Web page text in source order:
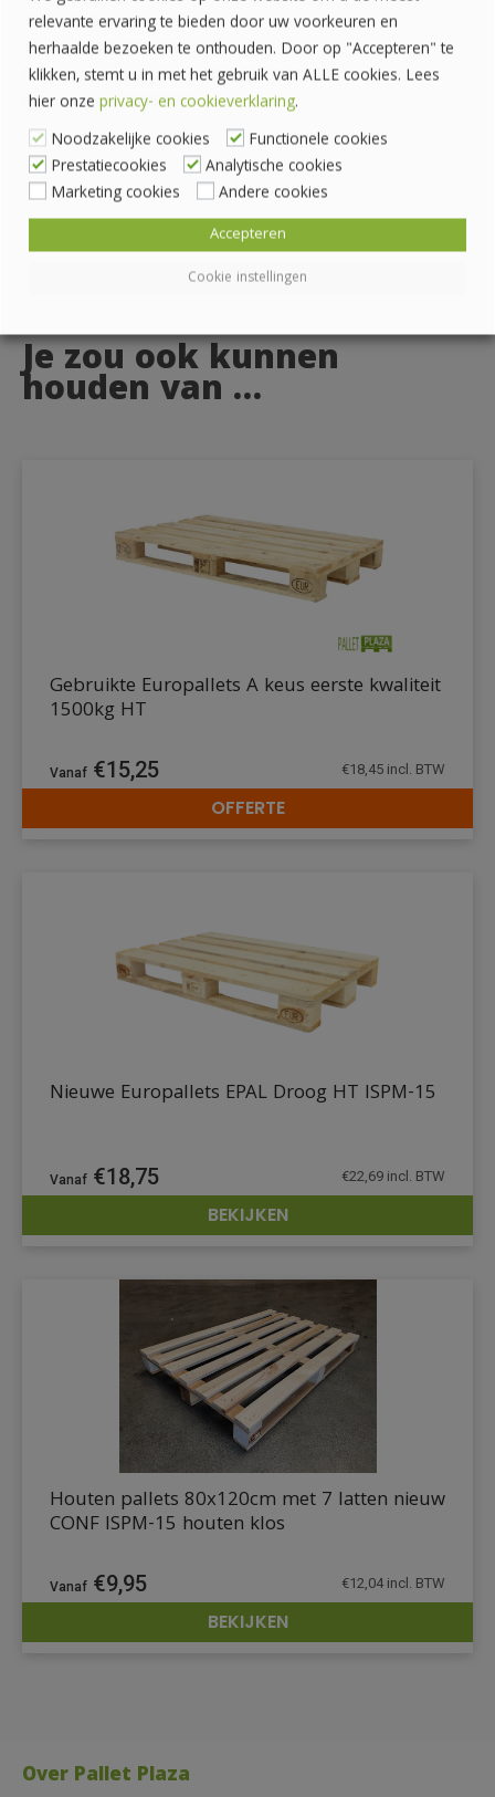
1332 AC Almere
Telefoon: 036 760 4262
Rekeningnummer: NL24 INGB 0007070888
KvK-nummer: 62559060
Je zou ook kunnen
houden van …
DETAILS
Gebruikte Europallets A keus eerste kwaliteit
1500kg HT
€15,25 €18,45 incl. BTW
OFFERTE
DETAILS
Nieuwe Europallets EPAL Droog HT ISPM-15
€18,75 €22,69 incl. BTW
BEKIJKEN
DETAILS
Houten pallets 80x120cm met 7 latten nieuw
CONF ISPM-15 houten klos
€9,95 €12,04 incl. BTW
BEKIJKEN
Over Pallet Plaza
relevante ervaring te bieden door uw voorkeuren en
herhaalde bezoeken te onthouden. Door op "Accepteren" te
klikken, stemt u in met het gebruik van ALLE cookies. Lees
hier onze privacy- en cookieverklaring.
Noodzakelijke cookies
Functionele cookies
Prestatiecookies
Analytische cookies
Marketing cookies
Andere cookies
Cookie instellingen
Accepteren